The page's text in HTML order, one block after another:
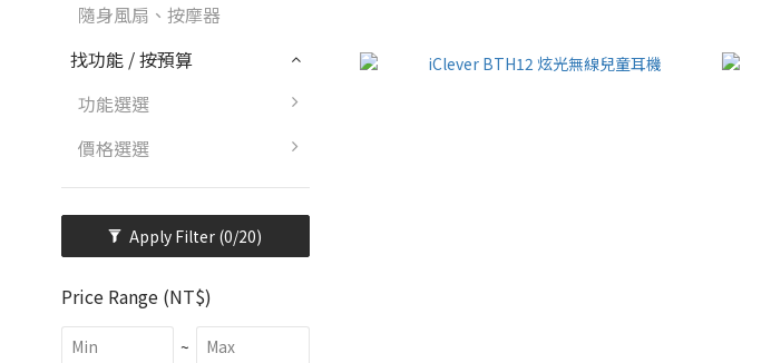
隨身風扇、按摩器
找功能 / 按預算
功能選選
價格選選
Apply Filter (0/20)
Price Range (NT$)
~